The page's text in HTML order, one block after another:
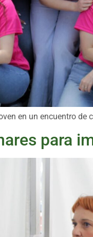
en un encuentro de
para